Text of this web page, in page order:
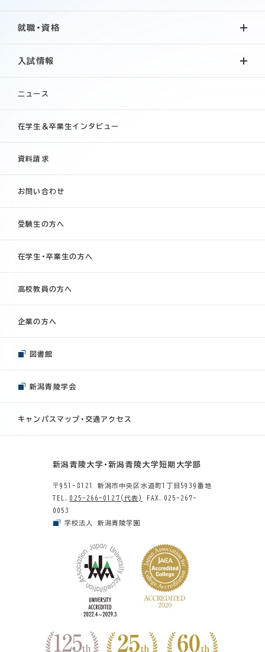
就職・資格
入試情報
ニュース
在学生＆卒業生インタビュー
資料請求
お問い合わせ
受験生の方へ
在学生・卒業生の方へ
高校教員の方へ
企業の方へ
図書館
新潟青陵学会
キャンパスマップ・交通アクセス
新潟青陵大学・新潟青陵大学短期大学部
〒951-8121 新潟市中央区水道町1丁目5939番地
TEL. 025-266-0127(代表)
FAX.025-267-
0053
学校法人 新潟青陵学園